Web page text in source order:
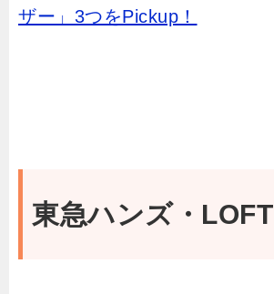
ザー」3つをPickup！
東急ハンズ・LOFT